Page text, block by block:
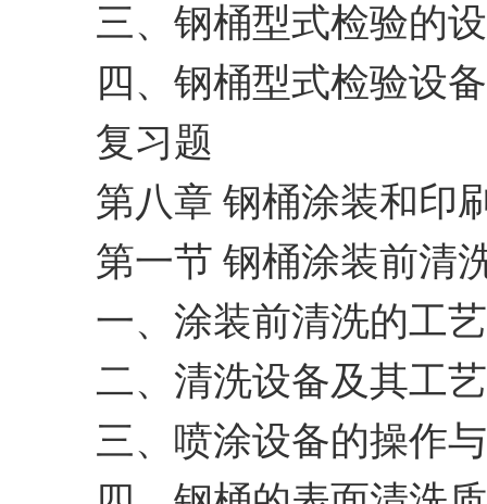
三、钢桶型式检验的
四、钢桶型式检验设
复习题
第八章 钢桶涂装和印
第一节 钢桶涂装前清
一、涂装前清洗的工
二、清洗设备及其工
三、喷涂设备的操作